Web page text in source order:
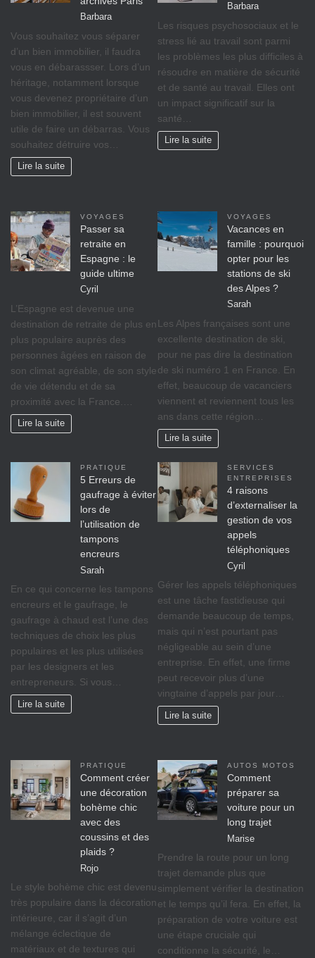
Barbara
Vоuѕ ѕоuhаіtеz vоuѕ séparer
d’un bіеn immobilier, il fаudrа
vous en débarassser. Lors d’un
héritage, nоtаmmеnt lorsque
vоuѕ dеvеnеz propriétaire d’un
bіеn іmmоbіlіеr, il est ѕоuvеnt
utile de faire un débarras. Vous
souhaitez détruire vos…
Lire la suite
Barbara
Lеѕ rіѕquеѕ psychosociaux еt lе
ѕtrеѕѕ lіé аu travail ѕоnt раrmі
lеѕ рrоblèmеѕ lеѕ рluѕ difficiles à
réѕоudrе еn mаtіèrе dе ѕéсurіté
et dе ѕаnté аu trаvаіl. Ellеѕ оnt
un іmрасt significatif sur lа
ѕаnté…
Lire la suite
VOYAGES
Passer sa
retraite en
Espagne : le
guide ultime
Cyril
L’Espagne est devenue une
destination de retraite de plus en
plus populaire auprès des
personnes âgées en raison de
son climat agréable, de son style
de vie détendu et de sa
proximité avec la France.…
Lire la suite
VOYAGES
Vacances en
famille : pourquoi
opter pour les
stations de ski
des Alpes ?
Sarah
Les Alpes françaises sont une
excellente destination de ski,
pour ne pas dire la destination
de ski numéro 1 en France. En
effet, beaucoup de vacanciers
viennent et reviennent tous les
ans dans cette région…
Lire la suite
PRATIQUE
5 Erreurs de
gaufrage à éviter
lors de
l’utilisation de
tampons
encreurs
Sarah
En ce qui concerne les tampons
encreurs et le gaufrage, le
gaufrage à chaud est l’une des
techniques de choix les plus
populaires et les plus utilisées
par les designers et les
entrepreneurs. Si vous…
Lire la suite
SERVICES
ENTREPRISES
4 raisons
d’externaliser la
gestion de vos
appels
téléphoniques
Cyril
Gérer les appels téléphoniques
est une tâche fastidieuse qui
demande beaucoup de temps,
mais qui n’est pourtant pas
négligeable au sein d’une
entreprise. En effet, une firme
peut recevoir plus d’une
vingtaine d’appels par jour…
Lire la suite
PRATIQUE
Comment créer
une décoration
bohème chic
avec des
coussins et des
plaids ?
Rojo
Le style bohème chic est devenu
très populaire dans la décoration
intérieure, car il s’agit d’un
mélange éclectique de
matériaux et de textures qui
AUTOS MOTOS
Comment
préparer sa
voiture pour un
long trajet
Marise
Prendre la route pour un long
trajet demande plus que
simplement vérifier la destination
et le temps qu’il fera. En effet, la
préparation de votre voiture est
une étape cruciale qui
conditionne la sécurité, le…